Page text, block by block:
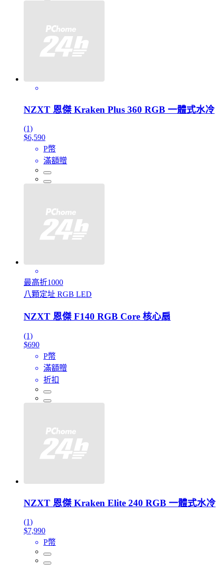
NZXT 恩傑 Kraken Plus 360 RGB 一體式水冷
(1)
$6,590
P幣
滿額贈
最高折1000
八顆定址 RGB LED
NZXT 恩傑 F140 RGB Core 核心扇
(1)
$690
P幣
滿額贈
折扣
NZXT 恩傑 Kraken Elite 240 RGB 一體式水冷
(1)
$7,990
P幣